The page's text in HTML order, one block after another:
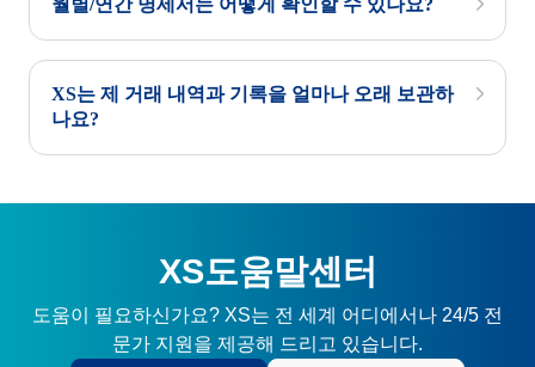
월별/연간 명세서는 어떻게 확인할 수 있나요?
XS는 제 거래 내역과 기록을 얼마나 오래 보관하
나요?
XS도움말센터
도움이 필요하신가요? XS는 전 세계 어디에서나 24/5 전
문가 지원을 제공해 드리고 있습니다.